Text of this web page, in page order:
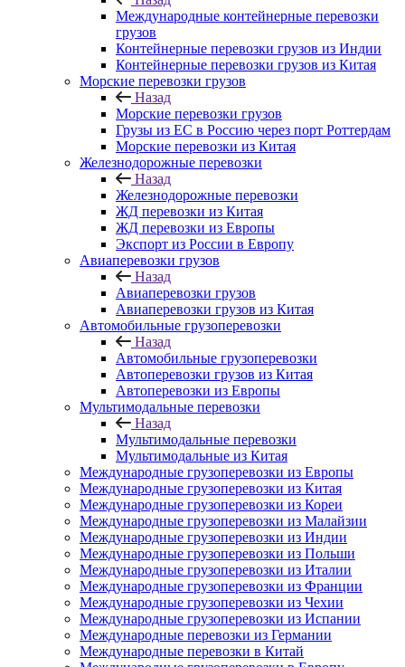
Международные контейнерные перевозки
грузов
Контейнерные перевозки грузов из Индии
Контейнерные перевозки грузов из Китая
Морские перевозки грузов
Назад
Морские перевозки грузов
Грузы из ЕС в Россию через порт Роттердам
Морские перевозки из Китая
Железнодорожные перевозки
Назад
Железнодорожные перевозки
ЖД перевозки из Китая
ЖД перевозки из Европы
Экспорт из России в Европу
Авиаперевозки грузов
Назад
Авиаперевозки грузов
Авиаперевозки грузов из Китая
Автомобильные грузоперевозки
Назад
Автомобильные грузоперевозки
Автоперевозки грузов из Китая
Автоперевозки из Европы
Мультимодальные перевозки
Назад
Мультимодальные перевозки
Мультимодальные из Китая
Международные грузоперевозки из Европы
Международные грузоперевозки из Китая
Международные грузоперевозки из Кореи
Международные грузоперевозки из Малайзии
Международные грузоперевозки из Индии
Международные грузоперевозки из Польши
Международные грузоперевозки из Италии
Международные грузоперевозки из Франции
Международные грузоперевозки из Чехии
Международные грузоперевозки из Испании
Международные перевозки из Германии
Международные перевозки в Китай